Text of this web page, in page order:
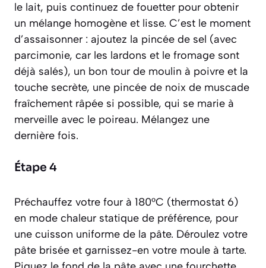
le lait, puis continuez de fouetter pour obtenir
un mélange homogène et lisse. C’est le moment
d’assaisonner : ajoutez la pincée de sel (avec
parcimonie, car les lardons et le fromage sont
déjà salés), un bon tour de moulin à poivre et la
touche secrète, une pincée de noix de muscade
fraîchement râpée si possible, qui se marie à
merveille avec le poireau. Mélangez une
dernière fois.
Étape 4
Préchauffez votre four à 180°C (thermostat 6)
en mode chaleur statique de préférence, pour
une cuisson uniforme de la pâte. Déroulez votre
pâte brisée et garnissez-en votre moule à tarte.